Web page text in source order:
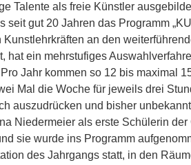
Talente als freie Künstler
gut 20 Jahren das Programm
an den
hat ein mehrstufiges
Jahr kommen so 12 bis maximal
Mal die Woche für jeweils drei
auszudrücken und bisher
Niedermeier als erste Schülerin der
sie wurde ins Programm
des Jahrgangs statt, in den